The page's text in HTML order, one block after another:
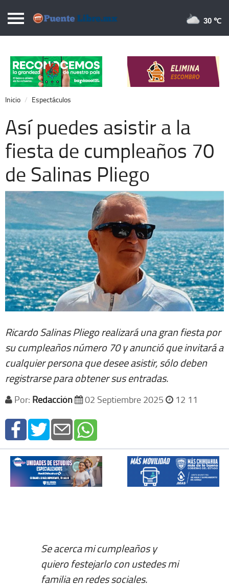
Puentelibre.mx
Local
Nacional
Opinión
Cronos
Economía
Espectáculos
Extra +
30 ℃
Inicio Espectáculos
Así puedes asistir a la
fiesta de cumpleaños 70
de Salinas Pliego
Ricardo Salinas Pliego realizará una gran fiesta por
su cumpleaños número 70 y anunció que invitará a
cualquier persona que desee asistir, sólo deben
registrarse para obtener sus entradas.
Por: Redacción 02 Septiembre 2025 12 11
Se acerca mi cumpleaños y
quiero festejarlo con ustedes mi
familia en redes sociales.